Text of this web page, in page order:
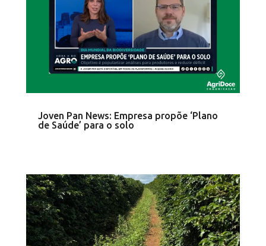
Joven Pan News: Empresa propõe ‘Plano
de Saúde’ para o solo